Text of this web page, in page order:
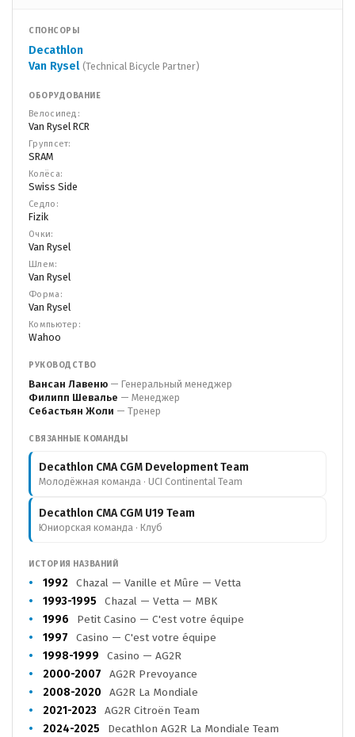
СПОНСОРЫ
Decathlon
Van Rysel (Technical Bicycle Partner)
ОБОРУДОВАНИЕ
Велосипед:
Van Rysel RCR
Группсет:
SRAM
Колёса:
Swiss Side
Седло:
Fizik
Очки:
Van Rysel
Шлем:
Van Rysel
Форма:
Van Rysel
Компьютер:
Wahoo
РУКОВОДСТВО
Вансан Лавеню — Генеральный менеджер
Филипп Шевалье — Менеджер
Себастьян Жоли — Тренер
СВЯЗАННЫЕ КОМАНДЫ
Decathlon CMA CGM Development Team
Молодёжная команда · UCI Continental Team
Decathlon CMA CGM U19 Team
Юниорская команда · Клуб
ИСТОРИЯ НАЗВАНИЙ
1992 Chazal — Vanille et Mûre — Vetta
1993-1995
Chazal — Vetta — MBK
1996
Petit Casino — C'est votre équipe
1997
Casino — C'est votre équipe
1998-1999
Casino — AG2R
2000-2007
AG2R Prevoyance
2008-2020
AG2R La Mondiale
2021-2023
AG2R Citroën Team
2024-2025
Decathlon AG2R La Mondiale Team